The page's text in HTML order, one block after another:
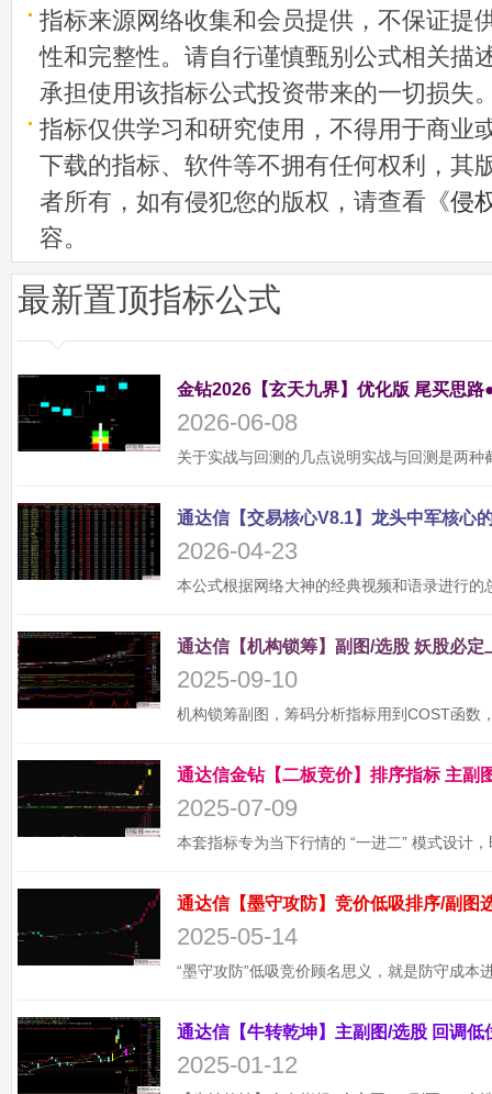
指标来源网络收集和会员提供，不保证提
性和完整性。请自行谨慎甄别公式相关描
承担使用该指标公式投资带来的一切损失
指标仅供学习和研究使用，不得用于商业
下载的指标、软件等不拥有任何权利，其
者所有，如有侵犯您的版权，请查看《侵
容。
最新置顶指标公式
金钻2026【玄天九界】优化版 尾买思
2026-06-08
2026-04-23
2025-09-10
2025-07-09
2025-05-14
2025-01-12